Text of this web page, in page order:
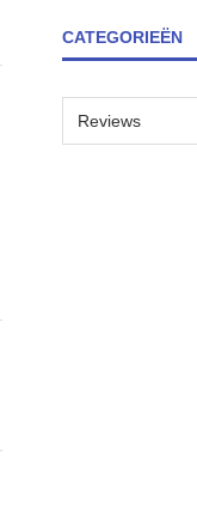
CATEGORIEËN